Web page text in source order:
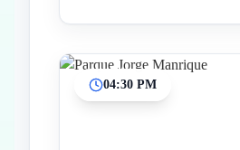
04:30 PM